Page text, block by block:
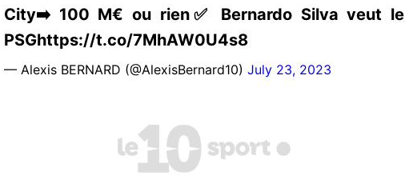
City➡️ 100 M€ ou rien✅ Bernardo Silva veut le
PSGhttps://t.co/7MhAW0U4s8
— Alexis BERNARD (@AlexisBernard10) July 23, 2023